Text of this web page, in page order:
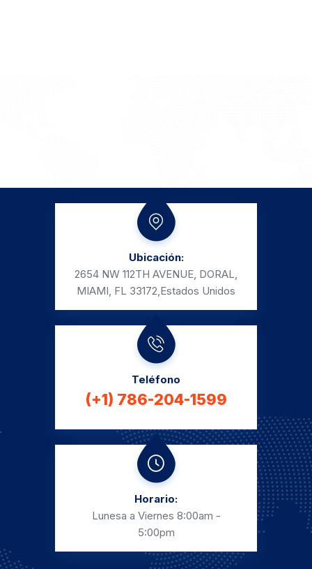
Ubicación:
2654 NW 112TH AVENUE, DORAL,
MIAMI, FL 33172, Estados Unidos
Teléfono
(+1) 786-204-1599
Horario:
Lunesa a Viernes 8:00am -
5:00pm